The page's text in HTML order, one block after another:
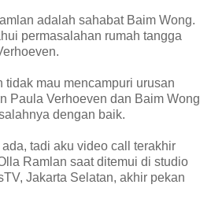
adalah sahabat Baim Wong.
permasalahan rumah tangga
tidak mau mencampuri urusan
Paula Verhoeven dan Baim Wong
dengan baik.
tadi aku video call terakhir
Ramlan saat ditemui di studio
Jakarta Selatan, akhir pekan